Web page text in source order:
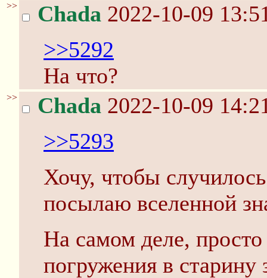
>> Chada 2022-10-09
>>5292
На что?
>> Chada 2022-10-09
>>5293
Хочу, чтобы
посылаю вселенной
На самом деле,
погружения в старину